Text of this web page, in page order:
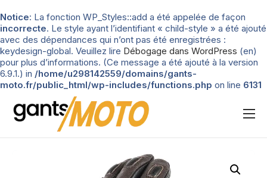
Notice: La fonction WP_Styles::add a été appelée de façon
incorrecte. Le style ayant l’identifiant « child-style » a été ajouté
avec des dépendances qui n’ont pas été enregistrées :
keydesign-global. Veuillez lire Débogage dans WordPress (en)
pour plus d’informations. (Ce message a été ajouté à la version
6.9.1.) in /home/u298142559/domains/gants-
moto.fr/public_html/wp-includes/functions.php on line 6131
Nos tests